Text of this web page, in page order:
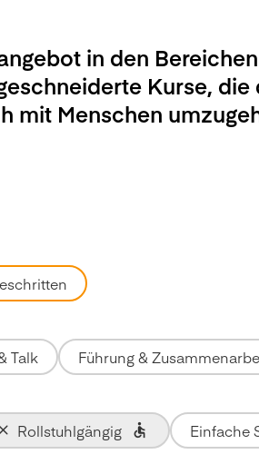
in den
Kurse,
mit Menschen
Talk Führung &
Rollstuhlgängig Einfache